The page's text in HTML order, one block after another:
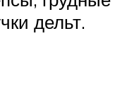
дельт.